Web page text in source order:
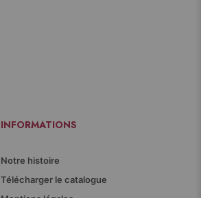
INFORMATIONS
Notre histoire
Télécharger le catalogue